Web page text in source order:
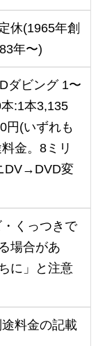
休(1965年創
年〜)
ダビング 1〜
:1本3,135
円(いずれも
金。8ミリ
DV→DVD変
くっつきで
場合があ
に」と注意
料金の記載